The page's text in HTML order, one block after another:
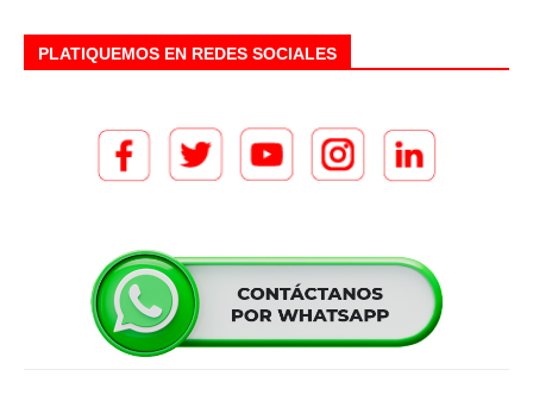
PLATIQUEMOS EN REDES SOCIALES